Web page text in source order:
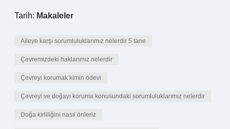
Tarih: Makaleler
Aileye karşı sorumluluklarımız nelerdir 5 tane
Çevremizdeki haklarımız nelerdir
Çevreyi korumak kimin ödevi
Çevreyi ve doğayı koruma konusundaki sorumluluklarımız nelerdir
Doğa kirliliğini nasıl önleriz